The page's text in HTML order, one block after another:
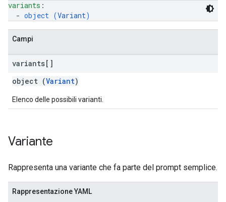
variants :
  -
object (Variant)
Campi
variants[]
object (Variant)
Elenco delle possibili varianti.
Variante
Rappresenta una variante che fa parte del prompt semplice.
Rappresentazione YAML